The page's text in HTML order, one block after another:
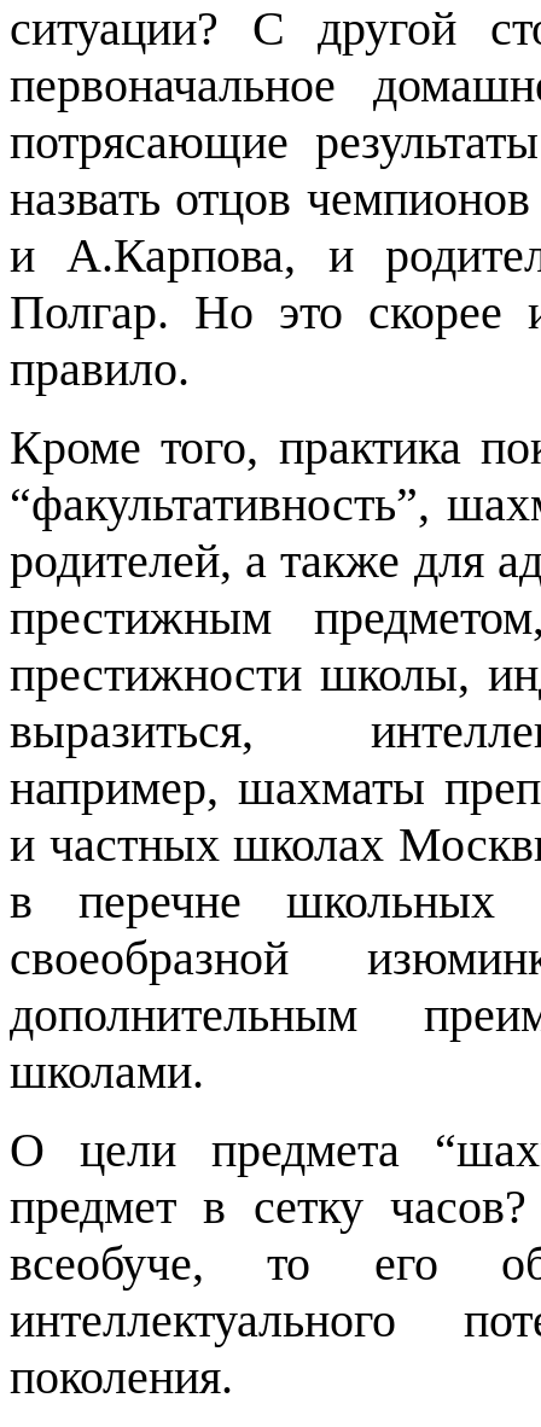
ситуации? С другой
первоначальное
потрясающие
назвать отцов
и А.Карпова, и
Полгар. Но это скорее
правило.
Кроме того, практика
“факультативность”,
родителей, а также для
престижным
престижности школы,
выразиться,
например, шахматы
и частных школах
в перечне школьных
своеобразной
дополнительным
школами.
О цели предмета
предмет в сетку
всеобуче, то его
интеллектуального
поколения.